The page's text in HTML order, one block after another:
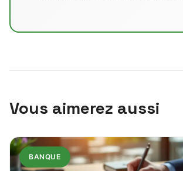
Vous aimerez aussi
BANQUE